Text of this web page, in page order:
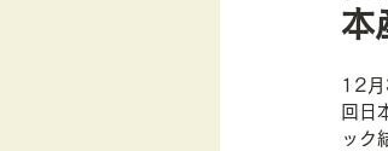
オンライン診
行動経済学
本
12月
回日
ック